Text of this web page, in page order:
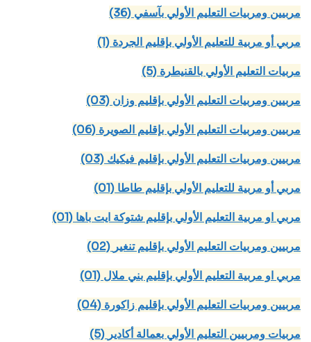
(36) مربيين ومربيات التعليم الأولي بآسفي
(1) مربي أو مربية للتعليم الأولي بإقليم الجردة
(5) مربيات التعليم الأولي بالقنيطرة
(03) مربيين ومربيات التعليم الأولي بإقليم وزان
(06) مربيين ومربيات التعليم الأولي بإقليم الصويرة
(03) مربيين ومربيات التعليم الأولي بإقليم فيكيك
(01) مربي أو مربية للتعليم الأولي بإقليم طاطا
(01) مربي او مربية التعليم الأولي بإقليم شتوكة ايت باها
(02) مربيين ومربيات التعليم الأولي بإقليم تنغير
(01) مربي او مربية التعليم الأولي بإقليم بني ملال
(04) مربيين ومربيات التعليم الأولي بإقليم زاكورة
(5) مربيات ومربيين التعليم الأولي بعمالة أكادير